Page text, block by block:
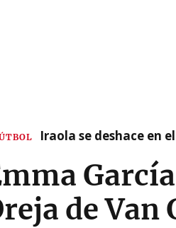
Iraola se deshace en
de Van